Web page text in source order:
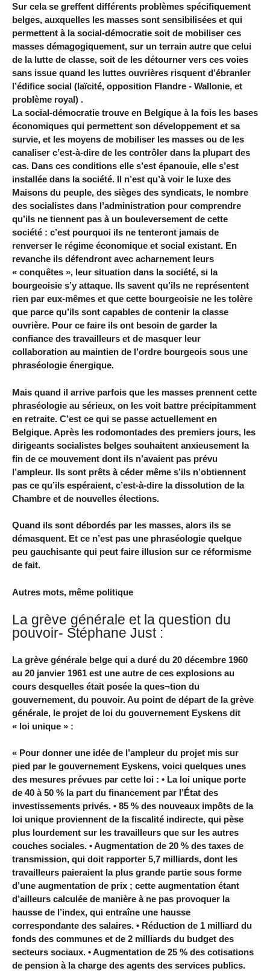
Sur cela se greffent différents problèmes spécifiquement
belges, auxquelles les masses sont sensibilisées et qui
permettent à la social-démocratie soit de mobiliser ces
masses démagogiquement, sur un terrain autre que celui
de la lutte de classe, soit de les détourner vers ces voies
sans issue quand les luttes ouvrières risquent d’ébranler
l’édifice social (laïcité, opposition Flandre - Wallonie, et
problème royal) .
La social-démocratie trouve en Belgique à la fois les bases
économiques qui permettent son développement et sa
survie, et les moyens de mobiliser les masses ou de les
canaliser c’est-à-dire de les contrôler dans la plupart des
cas. Dans ces conditions elle s’est épanouie, elle s’est
installée dans la société. Il n’est qu’à voir le luxe des
Maisons du peuple, des sièges des syndicats, le nombre
des socialistes dans l’administration pour comprendre
qu’ils ne tiennent pas à un bouleversement de cette
société : c’est pourquoi ils ne tenteront jamais de
renverser le régime économique et social existant. En
revanche ils défendront avec acharnement leurs
« conquêtes », leur situation dans la société, si la
bourgeoisie s’y attaque. Ils savent qu’ils ne représentent
rien par eux-mêmes et que cette bourgeoisie ne les tolère
que parce qu’ils sont capables de contenir la classe
ouvrière. Pour ce faire ils ont besoin de garder la
confiance des travailleurs et de masquer leur
collaboration au maintien de l’ordre bourgeois sous une
phraséologie énergique.
Mais quand il arrive parfois que les masses prennent cette
phraséologie au sérieux, on les voit battre précipitamment
en retraite. C’est ce qui se passe actuellement en
Belgique. Après les rodomontades des premiers jours, les
dirigeants socialistes belges souhaitent anxieusement la
fin de ce mouvement dont ils n’avaient pas prévu
l’ampleur. Ils sont prêts à céder même s’ils n’obtiennent
pas ce qu’ils espéraient, c’est-à-dire la dissolution de la
Chambre et de nouvelles élections.
Quand ils sont débordés par les masses, alors ils se
démasquent. Et ce n’est pas une phraséologie quelque
peu gauchisante qui peut faire illusion sur ce réformisme
de fait.
Autres mots, même politique
La grève générale et la question du
pouvoir- Stéphane Just :
La grève générale belge qui a duré du 20 décembre 1960
au 20 janvier 1961 est une autre de ces explosions au
cours desquelles était posée la ques¬tion du
gouvernement, du pouvoir. Au point de départ de la grève
générale, le projet de loi du gouvernement Eyskens dit
« loi unique » :
« Pour donner une idée de l’ampleur du projet mis sur
pied par le gouvernement Eyskens, voici quelques unes
des mesures prévues par cette loi : • La loi unique porte
de 40 à 50 % la part du financement par l’État des
investissements privés. • 85 % des nouveaux impôts de la
loi unique proviennent de la fiscalité indirecte, qui pèse
plus lourdement sur les travailleurs que sur les autres
couches sociales. • Augmentation de 20 % des taxes de
transmission, qui doit rapporter 5,7 milliards, dont les
travailleurs paieraient la plus grande partie sous forme
d’une augmentation de prix ; cette augmentation étant
d’ailleurs calculée de manière à ne pas provoquer la
hausse de l’index, qui entraîne une hausse
correspondante des salaires. • Réduction de 1 milliard du
fonds des communes et de 2 milliards du budget des
secteurs sociaux. • Augmentation de 25 % des cotisations
de pension à la charge des agents des services publics.